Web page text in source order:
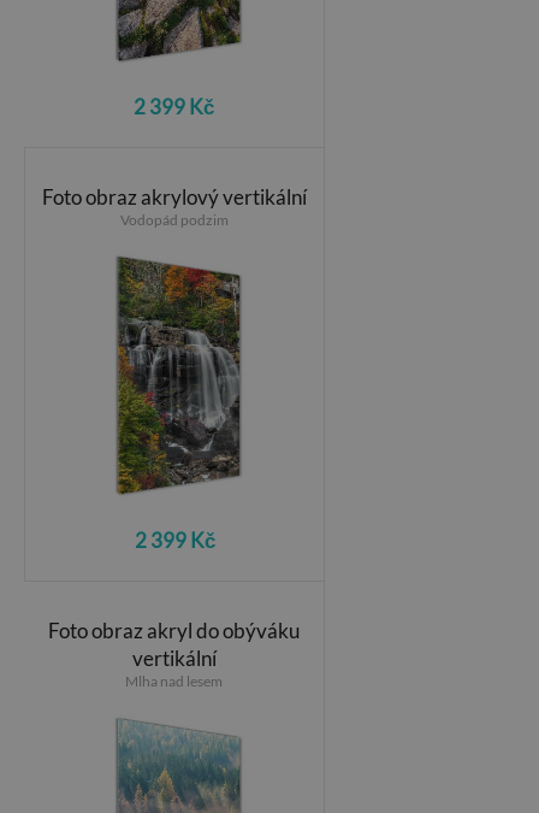
2 399 Kč
Foto obraz akrylový vertikální
Vodopád podzim
2 399 Kč
Foto obraz akryl do obýváku
vertikální
Mlha nad lesem